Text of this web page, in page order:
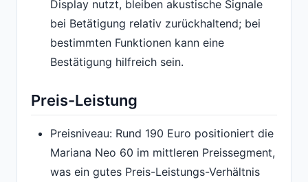
Display nutzt, bleiben akustische Signale
bei Betätigung relativ zurückhaltend; bei
bestimmten Funktionen kann eine
Bestätigung hilfreich sein.
Preis-Leistung
Preisniveau: Rund 190 Euro positioniert die
Mariana Neo 60 im mittleren Preissegment,
was ein gutes Preis-Leistungs-Verhältnis